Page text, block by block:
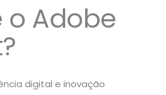
o Adobe
digital e inovação